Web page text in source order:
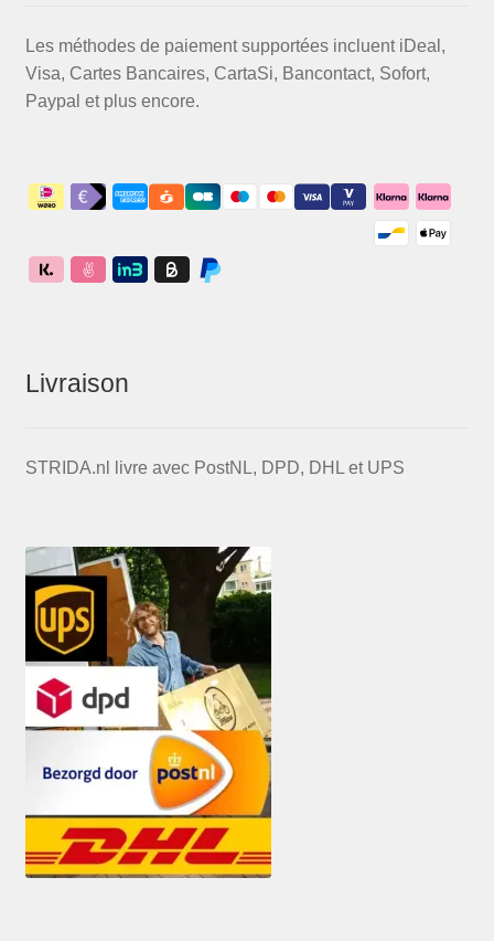
Les méthodes de paiement supportées incluent iDeal,
Visa, Cartes Bancaires, CartaSi, Bancontact, Sofort,
Paypal et plus encore.
Livraison
STRIDA.nl livre avec PostNL, DPD, DHL et UPS